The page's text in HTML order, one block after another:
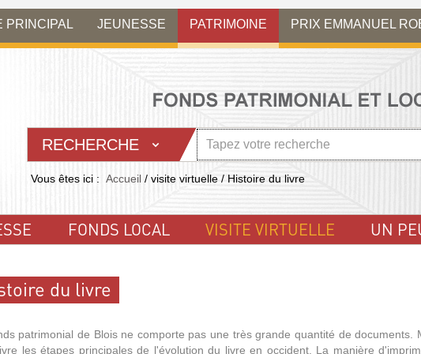
PRINCIPAL JEUNESSE PATRIMOINE PRIX EMMANUEL
RECHERCHE
Vous êtes ici : Accueil / visite virtuelle / Histoire du livre
FONDS LOCAL VISITE VIRTUELLE UN
du livre
patrimonial de Blois ne comporte pas une très grande quantité de documents.
les étapes principales de l'évolution du livre en occident. La manière